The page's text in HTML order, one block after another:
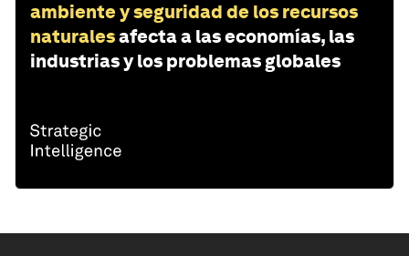
ambiente y seguridad de los recursos
naturalesafecta a las economías, las
industrias y los problemas globales